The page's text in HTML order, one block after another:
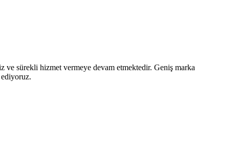
ve sürekli hizmet vermeye devam etmektedir. Geniş marka